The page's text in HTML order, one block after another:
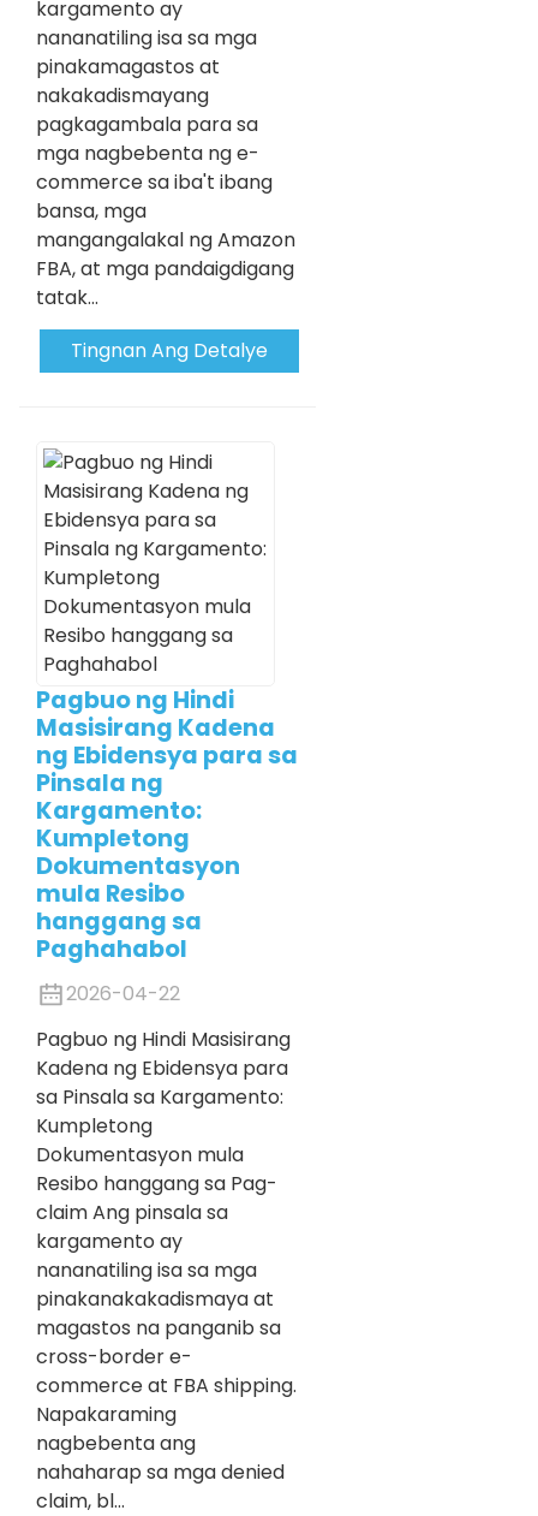
kargamento ay
nananatiling isa sa mga
pinakamagastos at
nakakadismayang
pagkagambala para sa
mga nagbebenta ng e-
commerce sa iba't ibang
bansa, mga
mangangalakal ng Amazon
FBA, at mga pandaigdigang
tatak...
Tingnan Ang Detalye
Pagbuo ng Hindi
Masisirang Kadena
ng Ebidensya para sa
Pinsala ng
Kargamento:
Kumpletong
Dokumentasyon
mula Resibo
hanggang sa
Paghahabol
2026-04-22
Pagbuo ng Hindi Masisirang
Kadena ng Ebidensya para
sa Pinsala sa Kargamento:
Kumpletong
Dokumentasyon mula
Resibo hanggang sa Pag-
claim Ang pinsala sa
kargamento ay
nananatiling isa sa mga
pinakanakakadismaya at
magastos na panganib sa
cross-border e-
commerce at FBA shipping.
Napakaraming
nagbebenta ang
nahaharap sa mga denied
claim, bl...